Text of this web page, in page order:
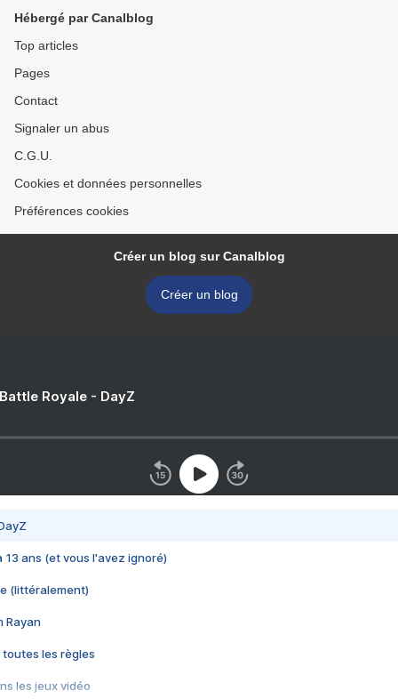
Hébergé par Canalblog
Top articles
Pages
Contact
Signaler un abus
C.G.U.
Cookies et données personnelles
Préférences cookies
Créer un blog sur Canalblog
Créer un blog
Royale - DayZ
13 ans (et vous l'avez ignoré)
(littéralement)
Rayan
toutes les règles
les jeux vidéo